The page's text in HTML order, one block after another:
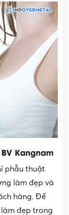
Kangnam
phẫu thuật
làm đẹp và
hàng. Để
đẹp trong